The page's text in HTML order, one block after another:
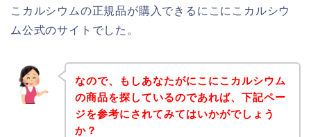
こカルシウムの正規品が購入できるにこにこカルシウ
ム公式のサイトでした。
なので、もしあなたがにこにこカルシウム
の商品を探しているのであれば、下記ペー
ジを参考にされてみてはいかがでしょう
か？